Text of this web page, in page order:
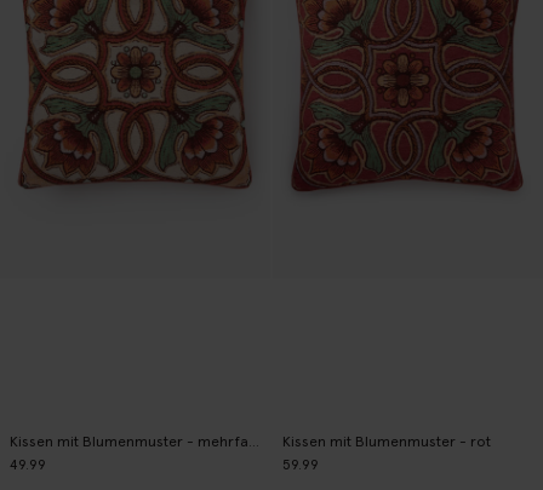
49.99
Kissen mit Blumenmuster - rot
59.99